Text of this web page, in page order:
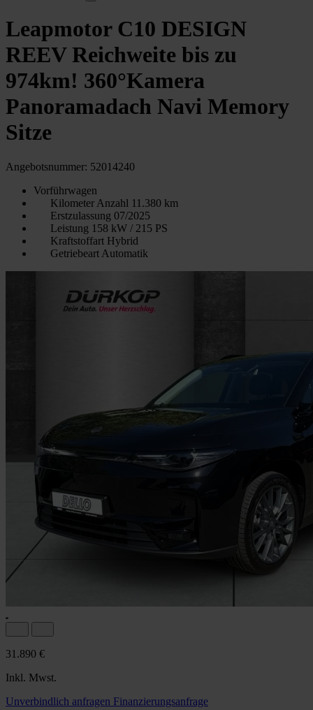
Leapmotor C10 DESIGN
REEV Reichweite bis zu
974km! 360°Kamera
Panoramadach Navi Memory
Sitze
Angebotsnummer: 52014240
Vorführwagen
Kilometer Anzahl 11.380 km
Erstzulassung 07/2025
Leistung 158 kW / 215 PS
Kraftstoffart Hybrid
Getriebeart Automatik
31.890 €
Inkl. Mwst.
Unverbindlich anfragen Finanzierungsanfrage